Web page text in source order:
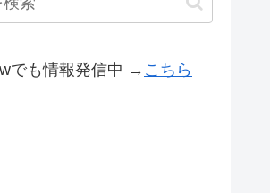
でも情報発信中 → こちら